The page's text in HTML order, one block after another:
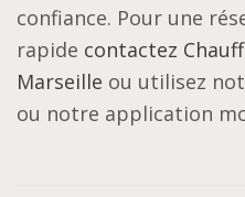
confiance. Pour une
rapide contactez
Marseille ou utilisez
ou notre application